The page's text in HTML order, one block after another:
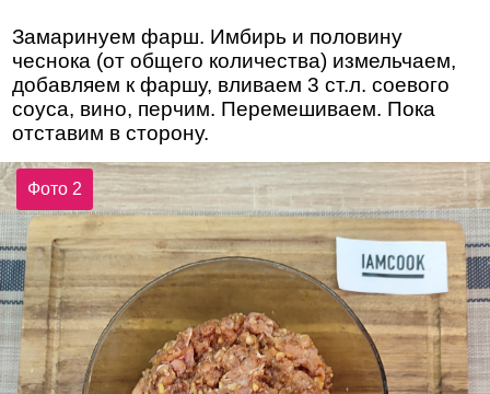
Замаринуем фарш. Имбирь и половину
чеснока (от общего количества) измельчаем,
добавляем к фаршу, вливаем 3 ст.л. соевого
соуса, вино, перчим. Перемешиваем. Пока
отставим в сторону.
Фото 2